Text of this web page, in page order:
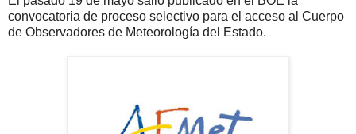
convocatoria de proceso selectivo para el acceso al Cuerpo
de Observadores de Meteorología del Estado.